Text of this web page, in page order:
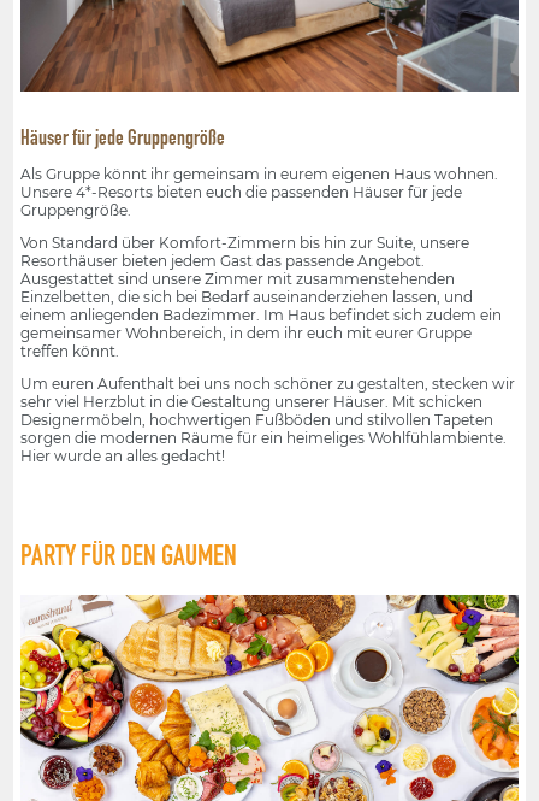
Häuser für jede Gruppengröße
Als Gruppe könnt ihr gemeinsam in eurem eigenen Haus wohnen.
Unsere 4*-Resorts bieten euch die passenden Häuser für jede
Gruppengröße.
Von Standard über Komfort-Zimmern bis hin zur Suite, unsere
Resorthäuser bieten jedem Gast das passende Angebot.
Ausgestattet sind unsere Zimmer mit zusammenstehenden
Einzelbetten, die sich bei Bedarf auseinanderziehen lassen, und
einem anliegenden Badezimmer. Im Haus befindet sich zudem ein
gemeinsamer Wohnbereich, in dem ihr euch mit eurer Gruppe
treffen könnt.
Um euren Aufenthalt bei uns noch schöner zu gestalten, stecken wir
sehr viel Herzblut in die Gestaltung unserer Häuser. Mit schicken
Designermöbeln, hochwertigen Fußböden und stilvollen Tapeten
sorgen die modernen Räume für ein heimeliges Wohlfühlambiente.
Hier wurde an alles gedacht!
PARTY FÜR DEN GAUMEN